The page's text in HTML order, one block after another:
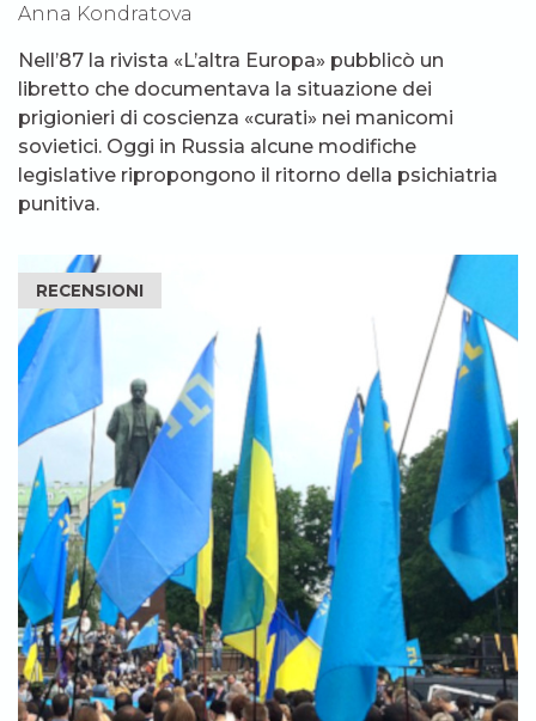
Anna Kondratova
Nell’87 la rivista «L’altra Europa» pubblicò un
libretto che documentava la situazione dei
prigionieri di coscienza «curati» nei manicomi
sovietici. Oggi in Russia alcune modifiche
legislative ripropongono il ritorno della psichiatria
punitiva.
RECENSIONI